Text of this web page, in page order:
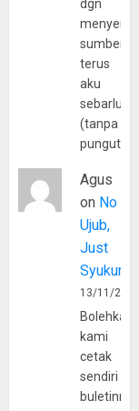
dgn
sumber
terus
aku
(tanpa
Agus
on No
Ujub,
Just
Syukur
13/11/
Bolehkah
kami
cetak
sendiri